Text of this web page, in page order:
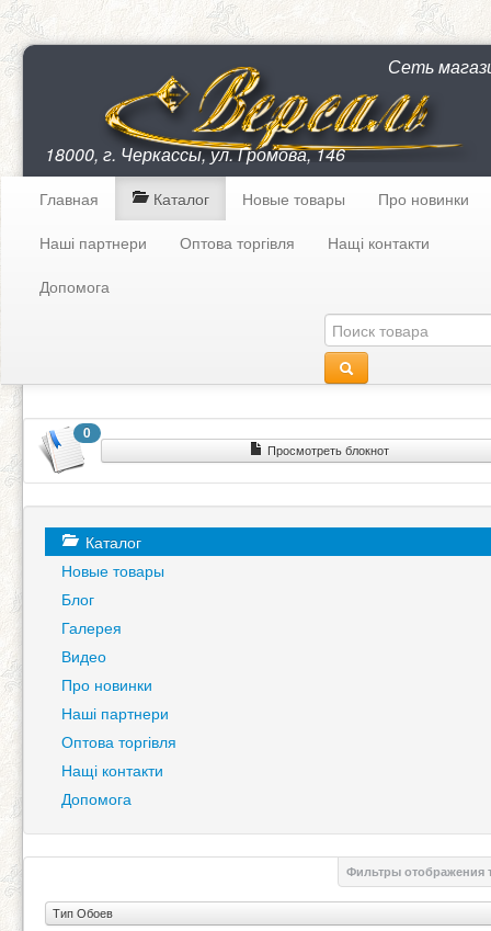
Сеть
18000, г. Черкассы, ул. Громова, 146
Главная Каталог Новые товары
Про новинки
Наші партнери
Оптова торгівля
Нащі контакти
Допомога
0
Просмотреть блокнот
Каталог
Новые товары
Блог
Галерея
Видео
Про новинки
Наші партнери
Оптова торгівля
Нащі контакти
Допомога
Тип Обоев
Фильтры отображения